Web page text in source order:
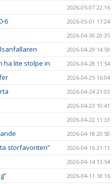
2026-05-07 22:16
6 2026-05-01 17:24
2026-04-30 20:35
2026-04-29 14:59
ha lite stolpe in 2026-04-28 11:54
2026-04-25 16:04
2026-04-24 21:03
2026-04-23 10:41
2026-04-22 11:33
2026-04-18 20:50
storfavoriten” 2026-04-16 21:11
2026-04-14 13:54
2026-04-11 18:16